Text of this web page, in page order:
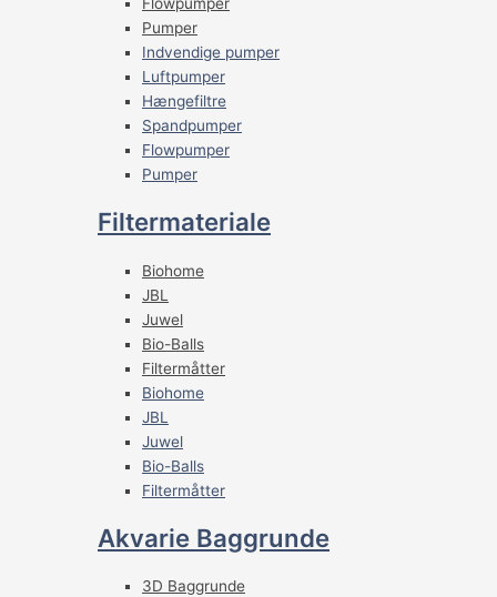
Pumper
Indvendige pumper
Luftpumper
Hængefiltre
Spandpumper
Flowpumper
Pumper
Filtermateriale
Biohome
JBL
Juwel
Bio-Balls
Filtermåtter
Biohome
JBL
Juwel
Bio-Balls
Filtermåtter
Akvarie Baggrunde
3D Baggrunde